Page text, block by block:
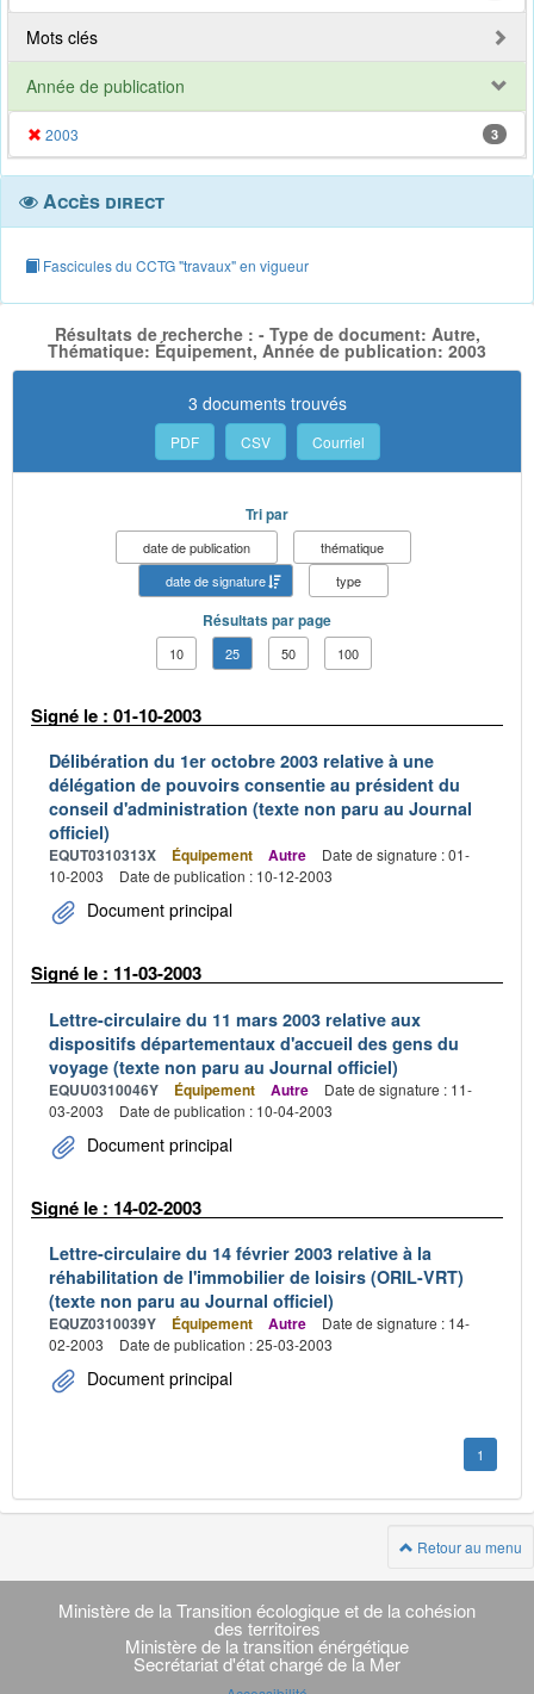
Mots clés
Année de publication
2003 3
Accès direct
Fascicules du CCTG "travaux" en vigueur
Résultats de recherche : - Type de document: Autre,
Thématique: Équipement, Année de publication: 2003
3 documents trouvés
PDF CSV Courriel
Tri par
date de publication
thématique
date de signature
type
Résultats par page
10 25 50 100
Signé le : 01-10-2003
Délibération du 1er octobre 2003 relative à une
délégation de pouvoirs consentie au président du
conseil d'administration (texte non paru au Journal
officiel)
EQUT0310313X Équipement Autre
Date de signature : 01-
10-2003
Date de publication : 10-12-2003
Document principal
Signé le : 11-03-2003
Lettre-circulaire du 11 mars 2003 relative aux
dispositifs départementaux d'accueil des gens du
voyage (texte non paru au Journal officiel)
EQUU0310046Y Équipement Autre
Date de signature : 11-
03-2003
Date de publication : 10-04-2003
Document principal
Signé le : 14-02-2003
Lettre-circulaire du 14 février 2003 relative à la
réhabilitation de l'immobilier de loisirs (ORIL-VRT)
(texte non paru au Journal officiel)
EQUZ0310039Y Équipement Autre
Date de signature : 14-
02-2003
Date de publication : 25-03-2003
Document principal
1
Retour au menu
Navigation
transverse
Ministère de la Transition écologique et de la cohésion
des territoires
Ministère de la transition énérgétique
Secrétariat d'état chargé de la Mer